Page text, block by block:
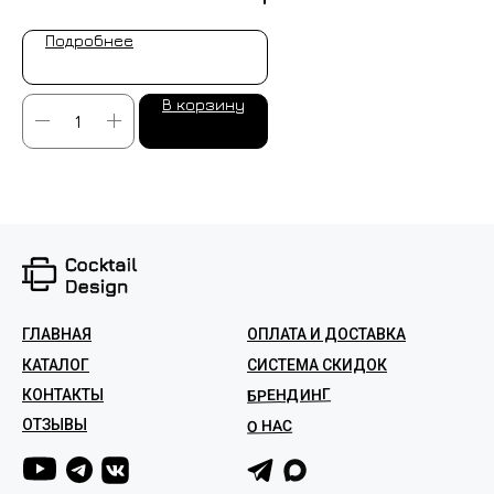
Подробнее
В корзину
ГЛАВНАЯ
ОПЛАТА И ДОСТАВКА
СИСТЕМА СКИДОК
КОНТАКТЫ
КАТАЛОГ
БРЕНДИНГ
ОТЗЫВЫ О НАС